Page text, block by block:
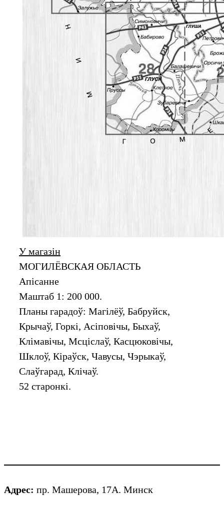
У магазін
МОГИЛЁВСКАЯ ОБЛАСТЬ
Апiсанне
Маштаб 1: 200 000.
Планы гарадоў: Магілёў, Бабруйск,
Крычаў, Горкі, Асіповічы, Быхаў,
Клімавічы, Мсціслаў, Касцюковічы,
Шклоў, Кіраўск, Чавусы, Чэрыкаў,
Слаўгарад, Клічаў.
52 старонкі.
Адрес: пр. Машерова, 17А. Минск